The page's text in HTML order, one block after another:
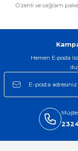
Özenli ve sağlam
Hemen E-posta